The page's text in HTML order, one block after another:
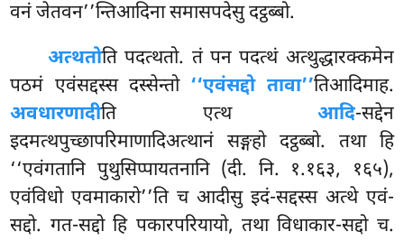
वनं जेतवन’’न्तिआदिना समासपदेसु दट्ठब्बो.
अत्थतोति पदत्थतो. तं पन पदत्थं अत्थुद्धारक्कमेन
पठमं एवंसद्दस्स दस्सेन्तो ‘‘एवंसद्दो तावा’’तिआदिमाह.
अवधारणादीति एत्थ आदि-सद्देन
इदमत्थपुच्छापरिमाणादिअत्थानं सङ्गहो दट्ठब्बो. तथा हि
‘‘एवंगतानि पुथुसिप्पायतनानि (दी. नि. १.१६३, १६५),
एवंविधो एवमाकारो’’ति च आदीसु इदं-सद्दस्स अत्थे एवं-
सद्दो. गत-सद्दो हि पकारपरियायो, तथा विधाकार-सद्दो च.